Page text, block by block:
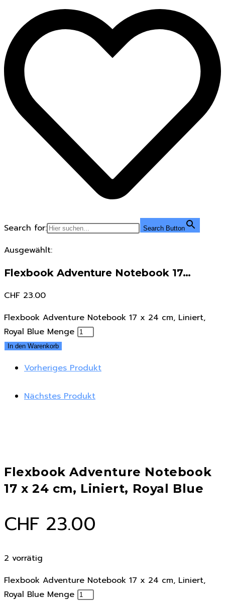
Search for: Search Button
Ausgewählt:
Flexbook Adventure Notebook 17…
CHF 23.00
Flexbook Adventure Notebook 17 x 24 cm, Liniert,
Royal Blue Menge
In den Warenkorb
Vorheriges Produkt
Nächstes Produkt
Flexbook Adventure Notebook
17 x 24 cm, Liniert, Royal Blue
CHF 23.00
2 vorrätig
Flexbook Adventure Notebook 17 x 24 cm, Liniert,
Royal Blue Menge